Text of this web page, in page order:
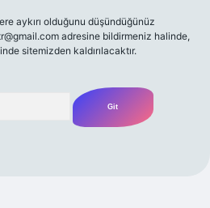
aykırı olduğunu düşündüğünüz
adresine bildirmeniz halinde,
sitemizden kaldırılacaktır.